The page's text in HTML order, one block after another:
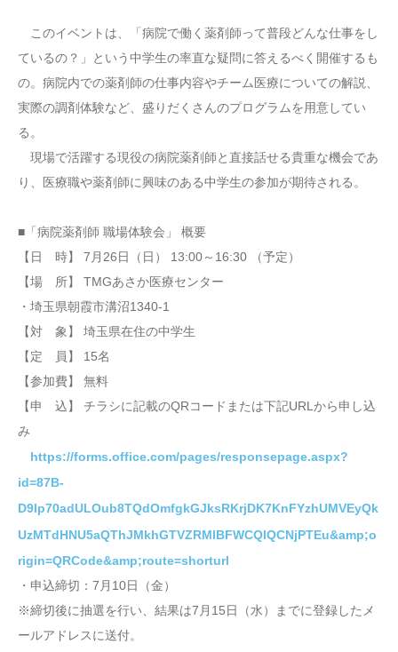
このイベントは、「病院で働く薬剤師って普段どんな仕事をし
ているの？」という中学生の率直な疑問に答えるべく開催するも
の。病院内での薬剤師の仕事内容やチーム医療についての解説、
実際の調剤体験など、盛りだくさんのプログラムを用意してい
る。
現場で活躍する現役の病院薬剤師と直接話せる貴重な機会であ
り、医療職や薬剤師に興味のある中学生の参加が期待される。
■「病院薬剤師 職場体験会」 概要
【日 時】 7月26日（日） 13:00～16:30 （予定）
【場 所】 TMGあさか医療センター
・埼玉県朝霞市溝沼1340-1
【対 象】 埼玉県在住の中学生
【定 員】 15名
【参加費】 無料
【申 込】 チラシに記載のQRコードまたは下記URLから申し込
み
https://forms.office.com/pages/responsepage.aspx?
id=87B-
D9Ip70adULOub8TQdOmfgkGJksRKrjDK7KnFYzhUMVEyQk
UzMTdHNU5aQThJMkhGTVZRMlBFWCQlQCNjPTEu&amp;o
rigin=QRCode&amp;route=shorturl
・申込締切：7月10日（金）
※締切後に抽選を行い、結果は7月15日（水）までに登録したメ
ールアドレスに送付。